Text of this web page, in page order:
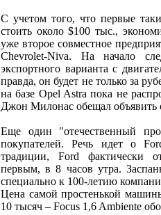
С учетом того, что первые
стоить около $100 тыс.,
уже второе совместное
Chevrolet-Niva. На начало
экспортного варианта с
правда, он будет не только за
на базе Opel Astra пока не
Джон Милонас обещал объявить
Еще один "отечественный
покупателей. Речь идет о
традиции, Ford фактически
первым, в 8 часов утра.
специально к 100-летию
Цена самой простенькой
10 тысяч – Focus 1,6 Ambiente